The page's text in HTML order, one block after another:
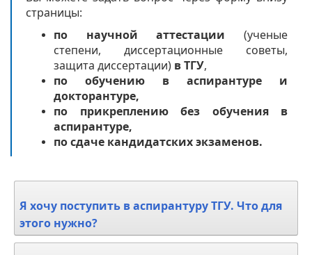
страницы:
по научной аттестации (ученые
степени, диссертационные советы,
защита диссертации) в ТГУ,
по обучению в аспирантуре и
докторантуре,
по прикреплению без обучения в
аспирантуре,
по сдаче кандидатских экзаменов.
Я хочу поступить в аспирантуру ТГУ. Что для
этого нужно?